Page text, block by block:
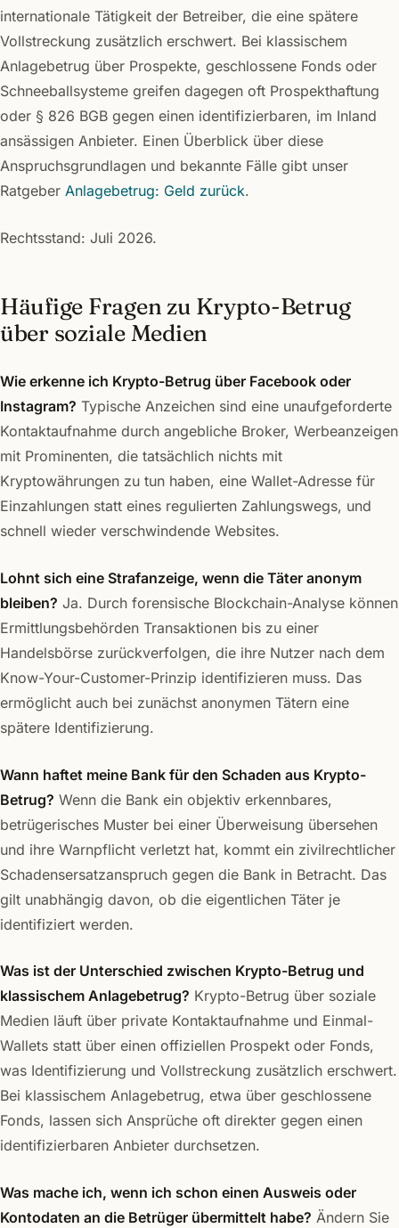
internationale Tätigkeit der Betreiber, die eine spätere
Vollstreckung zusätzlich erschwert. Bei klassischem
Anlagebetrug über Prospekte, geschlossene Fonds oder
Schneeballsysteme greifen dagegen oft Prospekthaftung
oder § 826 BGB gegen einen identifizierbaren, im Inland
ansässigen Anbieter. Einen Überblick über diese
Anspruchsgrundlagen und bekannte Fälle gibt unser
Ratgeber Anlagebetrug: Geld zurück.
Rechtsstand: Juli 2026.
Häufige Fragen zu Krypto-Betrug
über soziale Medien
Wie erkenne ich Krypto-Betrug über Facebook oder
Instagram? Typische Anzeichen sind eine unaufgeforderte
Kontaktaufnahme durch angebliche Broker, Werbeanzeigen
mit Prominenten, die tatsächlich nichts mit
Kryptowährungen zu tun haben, eine Wallet-Adresse für
Einzahlungen statt eines regulierten Zahlungswegs, und
schnell wieder verschwindende Websites.
Lohnt sich eine Strafanzeige, wenn die Täter anonym
bleiben? Ja. Durch forensische Blockchain-Analyse können
Ermittlungsbehörden Transaktionen bis zu einer
Handelsbörse zurückverfolgen, die ihre Nutzer nach dem
Know-Your-Customer-Prinzip identifizieren muss. Das
ermöglicht auch bei zunächst anonymen Tätern eine
spätere Identifizierung.
Wann haftet meine Bank für den Schaden aus Krypto-
Betrug? Wenn die Bank ein objektiv erkennbares,
betrügerisches Muster bei einer Überweisung übersehen
und ihre Warnpflicht verletzt hat, kommt ein zivilrechtlicher
Schadensersatzanspruch gegen die Bank in Betracht. Das
gilt unabhängig davon, ob die eigentlichen Täter je
identifiziert werden.
Was ist der Unterschied zwischen Krypto-Betrug und
klassischem Anlagebetrug? Krypto-Betrug über soziale
Medien läuft über private Kontaktaufnahme und Einmal-
Wallets statt über einen offiziellen Prospekt oder Fonds,
was Identifizierung und Vollstreckung zusätzlich erschwert.
Bei klassischem Anlagebetrug, etwa über geschlossene
Fonds, lassen sich Ansprüche oft direkter gegen einen
identifizierbaren Anbieter durchsetzen.
Was mache ich, wenn ich schon einen Ausweis oder
Kontodaten an die Betrüger übermittelt habe? Ändern Sie